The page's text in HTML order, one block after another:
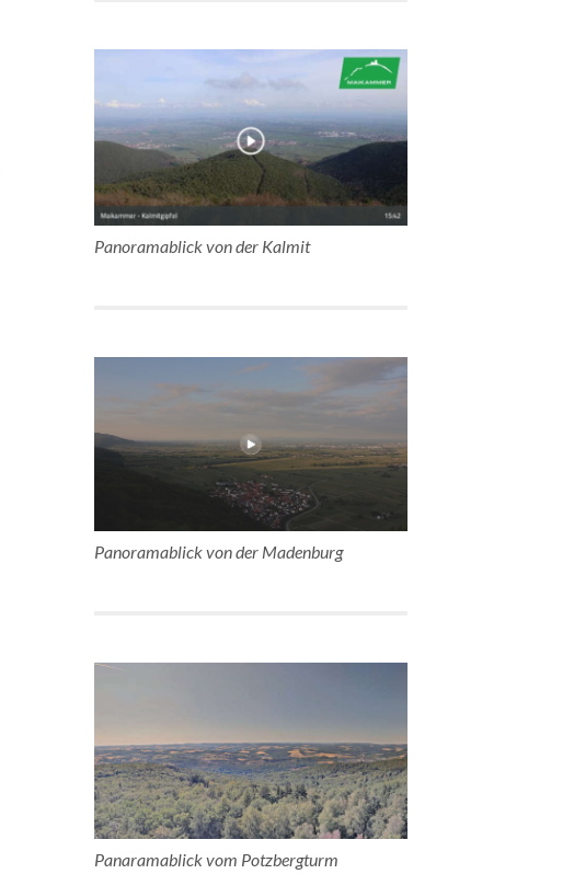
Panoramablick von der Kalmit
Panoramablick von der Madenburg
Panaramablick vom Potzbergturm